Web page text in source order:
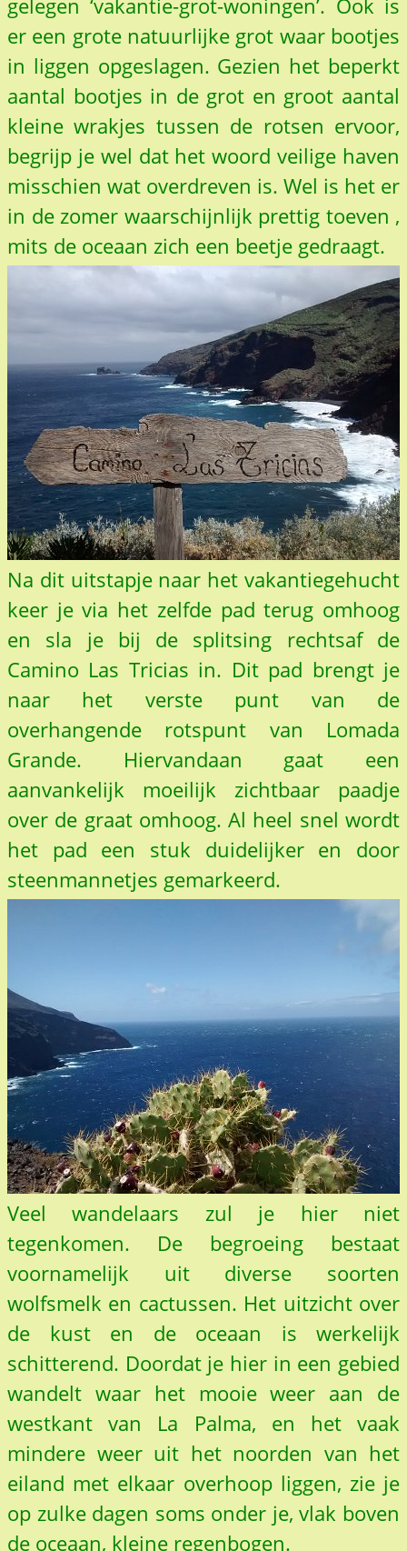
gelegen ‘vakantie-grot-woningen’. Ook is
er een grote natuurlijke grot waar bootjes
in liggen opgeslagen. Gezien het beperkt
aantal bootjes in de grot en groot aantal
kleine wrakjes tussen de rotsen ervoor,
begrijp je wel dat het woord veilige haven
misschien wat overdreven is. Wel is het er
in de zomer waarschijnlijk prettig toeven ,
mits de oceaan zich een beetje gedraagt.
Na dit uitstapje naar het vakantiegehucht
keer je via het zelfde pad terug omhoog
en sla je bij de splitsing rechtsaf de
Camino Las Tricias in. Dit pad brengt je
naar het verste punt van de
overhangende rotspunt van Lomada
Grande. Hiervandaan gaat een
aanvankelijk moeilijk zichtbaar paadje
over de graat omhoog. Al heel snel wordt
het pad een stuk duidelijker en door
steenmannetjes gemarkeerd.
Veel wandelaars zul je hier niet
tegenkomen. De begroeing bestaat
voornamelijk uit diverse soorten
wolfsmelk en cactussen. Het uitzicht over
de kust en de oceaan is werkelijk
schitterend. Doordat je hier in een gebied
wandelt waar het mooie weer aan de
westkant van La Palma, en het vaak
mindere weer uit het noorden van het
eiland met elkaar overhoop liggen, zie je
op zulke dagen soms onder je, vlak boven
de oceaan, kleine regenbogen.